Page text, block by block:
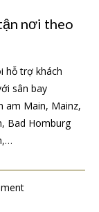
nơi theo
hỗ trợ khách
sân bay
am Main, Mainz,
Bad Homburg